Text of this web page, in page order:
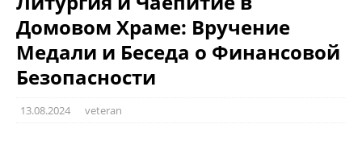
Домовом Храме: Вручение
Медали и Беседа о Финансовой
Безопасности
13.08.2024 veteran